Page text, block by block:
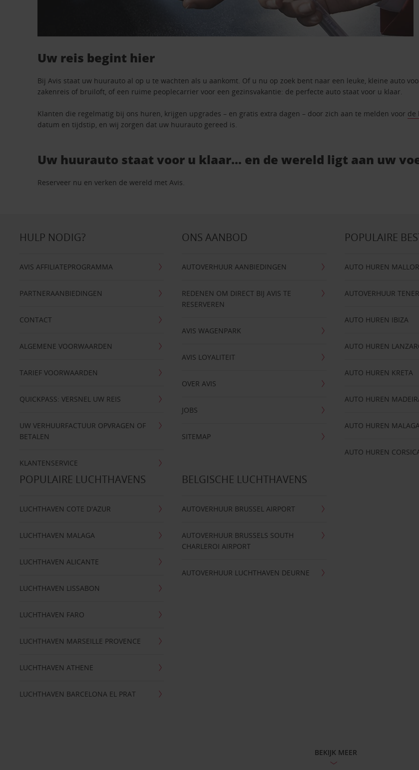
Uw reis begint hier
Bij Avis staat uw huurauto al op u te wachten als u aankomt. Of u nu op zoek bent naar een leuke, kleine auto
zakenreis of bruiloft, of een ruime peoplecarrier voor een gezinsvakantie: de perfecte auto staat voor u klaar.
Klanten die regelmatig bij ons huren, krijgen upgrades – en gratis extra dagen – door zich aan te melden voor de
datum en tijdstip, en wij zorgen dat uw huurauto gereed is.
Uw huurauto staat voor u klaar… en de wereld ligt aan uw
Reserveer nu en verken de wereld met Avis.
HULP NODIG?
AVIS AFFILIATEPROGRAMMA
PARTNERAANBIEDINGEN
CONTACT
ALGEMENE VOORWAARDEN
TARIEF VOORWAARDEN
QUICKPASS: VERSNEL UW REIS
UW VERHUURFACTUUR OPVRAGEN OF
BETALEN
KLANTENSERVICE
ONS AANBOD
AUTOVERHUUR AANBIEDINGEN
REDENEN OM DIRECT BIJ AVIS TE
RESERVEREN
AVIS WAGENPARK
AVIS LOYALITEIT
OVER AVIS
JOBS
SITEMAP
POPULAIRE
AUTO HUREN
AUTOVERHUUR
AUTO HUREN IBIZA
AUTO HUREN
AUTO HUREN KRETA
AUTO HUREN
AUTO HUREN
AUTO HUREN
POPULAIRE LUCHTHAVENS
LUCHTHAVEN COTE D'AZUR
LUCHTHAVEN MALAGA
LUCHTHAVEN ALICANTE
LUCHTHAVEN LISSABON
LUCHTHAVEN FARO
LUCHTHAVEN MARSEILLE PROVENCE
LUCHTHAVEN ATHENE
LUCHTHAVEN BARCELONA EL PRAT
BELGISCHE LUCHTHAVENS
AUTOVERHUUR BRUSSEL AIRPORT
AUTOVERHUUR BRUSSELS SOUTH
CHARLEROI AIRPORT
AUTOVERHUUR LUCHTHAVEN DEURNE
BEKIJK MEER